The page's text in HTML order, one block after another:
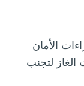
الأمان
الغاز لتجنب